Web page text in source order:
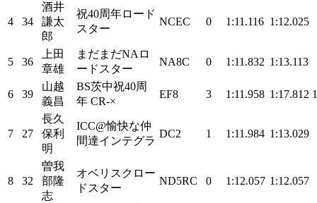
4 34
酒井
謙太
郎
祝40周年ロード
スター
NCEC 0 1:11.116 1:12.025
5 36
上田
章雄
まだまだNAロ
ードスター
NA8C 0 1:11.832 1:13.113
6 39
山越
義昌
BS茨中祝40周
年 CR-×
EF8 3 1:11.958 1:17.812 1
7 27
長久
保利
明
ICC@愉快な仲
間達インテグラ
DC2 1 1:11.984 1:13.029
8 32
曽我
部隆
志
オベリスクロー
ドスター
ND5RC 0 1:12.057 1:12.057